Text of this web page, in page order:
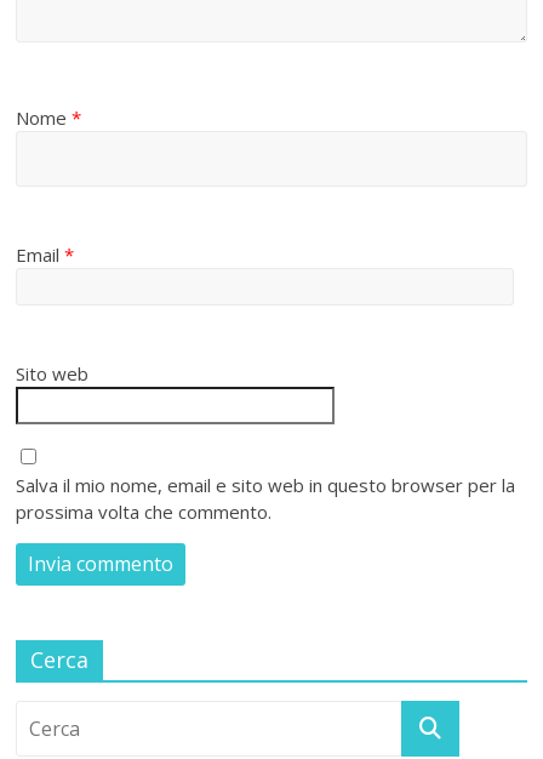
Nome*
Email*
Sito web
Salva il mio nome, email e sito web in questo browser per la
prossima volta che commento.
Cerca